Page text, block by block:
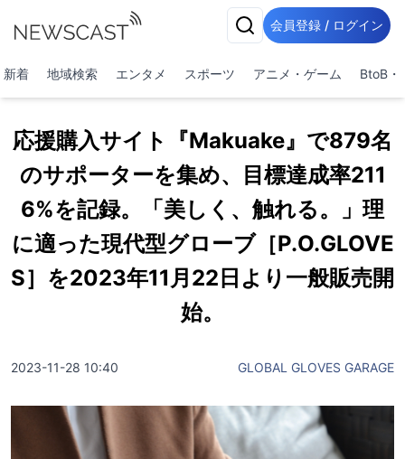
会員登録 / ログイン
新着 地域検索 エンタメ スポーツ アニメ・ゲーム BtoB・
応援購入サイト『Makuake』で879名
のサポーターを集め、目標達成率211
6%を記録。「美しく、触れる。」理
に適った現代型グローブ［P.O.GLOVE
S］を2023年11月22日より一般販売開
始。
2023-11-28 10:40 GLOBAL GLOVES GARAGE